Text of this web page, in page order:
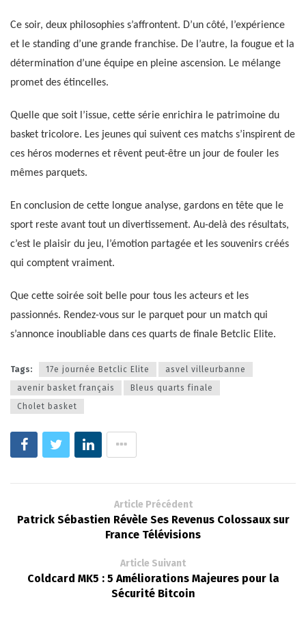
Ce soir, deux philosophies s’affrontent. D’un côté, l’expérience
et le standing d’une grande franchise. De l’autre, la fougue et la
détermination d’une équipe en pleine ascension. Le mélange
promet des étincelles.
Quelle que soit l’issue, cette série enrichira le patrimoine du
basket tricolore. Les jeunes qui suivent ces matchs s’inspirent de
ces héros modernes et rêvent peut-être un jour de fouler les
mêmes parquets.
En conclusion de cette longue analyse, gardons en tête que le
sport reste avant tout un divertissement. Au-delà des résultats,
c’est le plaisir du jeu, l’émotion partagée et les souvenirs créés
qui comptent vraiment.
Que cette soirée soit belle pour tous les acteurs et les
passionnés. Rendez-vous sur le parquet pour un match qui
s’annonce inoubliable dans ces quarts de finale Betclic Elite.
Tags: 17e journée Betclic Elite
asvel villeurbanne
avenir basket français
Bleus quarts finale
Cholet basket
Article Précédent
Patrick Sébastien Révèle Ses Revenus Colossaux sur
France Télévisions
Article Suivant
Coldcard MK5 : 5 Améliorations Majeures pour la
Sécurité Bitcoin